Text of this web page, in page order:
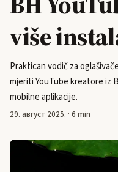
više
Praktican vodič za
mjeriti YouTube kreatore iz
mobilne aplikacije.
29. август 2025. · 6 min